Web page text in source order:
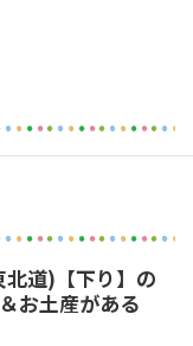
道)【下り】の
お土産がある